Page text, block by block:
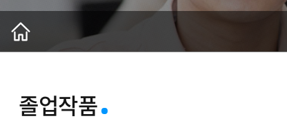
졸업작품